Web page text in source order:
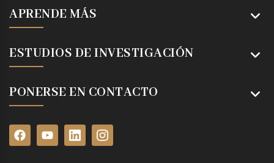
APRENDE MÁS
ESTUDIOS DE INVESTIGACIÓN
PONERSE EN CONTACTO